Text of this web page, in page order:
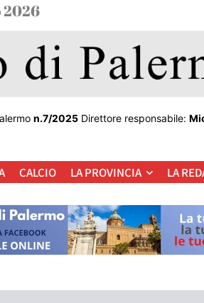
2026
n.7/2025Direttore responsabile:
CALCIO LA PROVINCIA LA